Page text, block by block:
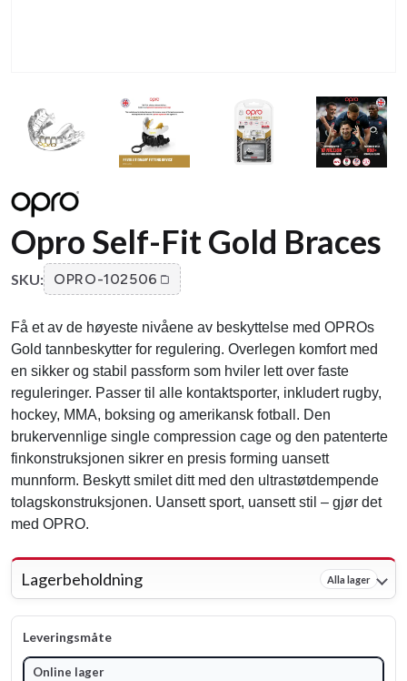
Opro Self-Fit Gold Braces
SKU: OPRO-102506
Få et av de høyeste nivåene av beskyttelse med OPROs
Gold tannbeskytter for regulering. Overlegen komfort med
en sikker og stabil passform som hviler lett over faste
reguleringer. Passer til alle kontaktsporter, inkludert rugby,
hockey, MMA, boksing og amerikansk fotball. Den
brukervennlige single compression cage og den patenterte
finkonstruksjonen sikrer en presis forming uansett
munnform. Beskytt smilet ditt med den ultrastøtdempende
tolagskonstruksjonen. Uansett sport, uansett stil – gjør det
med OPRO.
Lagerbeholdning Alla lager
Leveringsmåte
Online lager